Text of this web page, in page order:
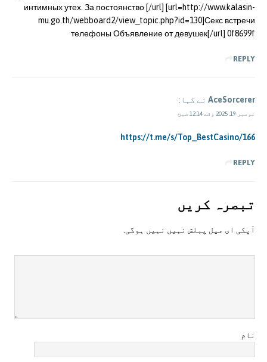
интимных утех. За постоянство [/url] [url=http://www.kalasin-
mu.go.th/webboard2/view_topic.php?id=130]Секс встречи
телефоны Объявление от девушек[/url] 0f8699f
REPLY
AceSorcerer نے کہا:
نومبر 19, 2025 وقت 12:14 صبح
https://t.me/s/Top_BestCasino/166
REPLY
تبصرہ کريں
آپکی ای ميل پبلش نہيں نہيں ہوگی.
نام